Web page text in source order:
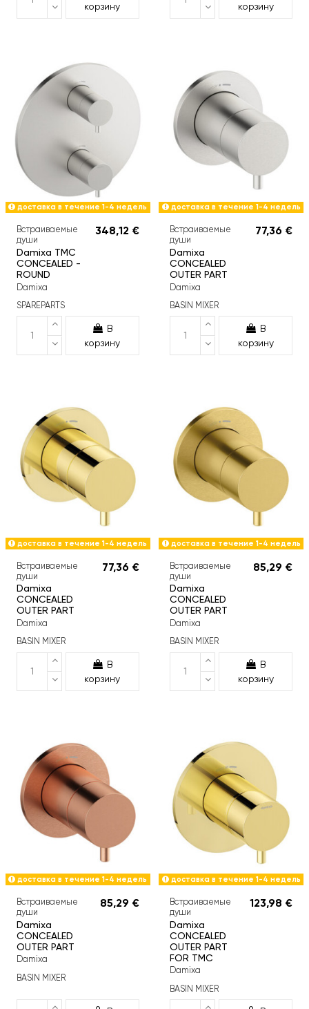
корзину
корзину
доставка в течение 1-4 недель
Встраиваемые
души
Damixa TMC
CONCEALED -
ROUND
Damixa
348,12 €
SPAREPARTS
В
корзину
доставка в течение 1-4 недель
Встраиваемые
души
Damixa
CONCEALED
OUTER PART
Damixa
77,36 €
BASIN MIXER
В
корзину
доставка в течение 1-4 недель
Встраиваемые
души
Damixa
CONCEALED
OUTER PART
Damixa
77,36 €
BASIN MIXER
В
корзину
доставка в течение 1-4 недель
Встраиваемые
души
Damixa
CONCEALED
OUTER PART
Damixa
85,29 €
BASIN MIXER
В
корзину
доставка в течение 1-4 недель
Встраиваемые
души
Damixa
CONCEALED
OUTER PART
Damixa
85,29 €
BASIN MIXER
доставка в течение 1-4 недель
Встраиваемые
души
Damixa
CONCEALED
OUTER PART
FOR TMC
Damixa
123,98 €
BASIN MIXER